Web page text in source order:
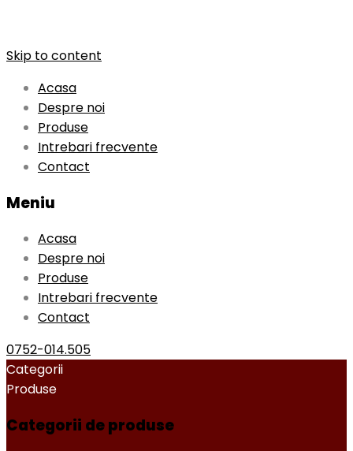
Skip to content
Acasa
Despre noi
Produse
Intrebari frecvente
Contact
Meniu
Acasa
Despre noi
Produse
Intrebari frecvente
Contact
0752-014.505
Categorii
Produse
Categorii de produse